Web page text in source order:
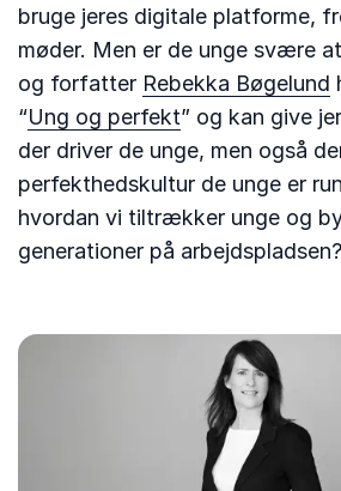
bruge jeres digitale platforme,
møder. Men er de unge svære
og forfatter Rebekka Bøgelund
“Ung og perfekt” og kan give
der driver de unge, men også
perfekthedskultur de unge er
hvordan vi tiltrækker unge og
generationer på arbejdspladsen?